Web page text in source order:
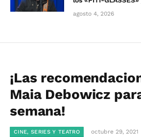
agosto 4, 2026
¡Las
Maia Debowicz
semana!
CINE, SERIES Y TEATRO octubre 29, 2021